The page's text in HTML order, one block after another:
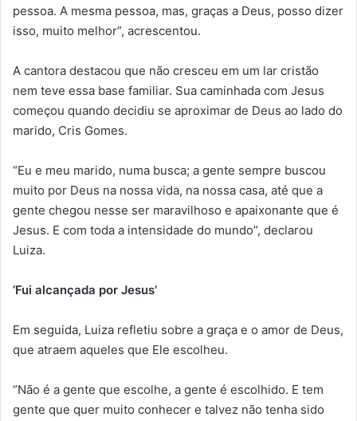
pessoa. A mesma pessoa, mas, graças a Deus, posso dizer
isso, muito melhor”, acrescentou.
A cantora destacou que não cresceu em um lar cristão
nem teve essa base familiar. Sua caminhada com Jesus
começou quando decidiu se aproximar de Deus ao lado do
marido, Cris Gomes.
“Eu e meu marido, numa busca; a gente sempre buscou
muito por Deus na nossa vida, na nossa casa, até que a
gente chegou nesse ser maravilhoso e apaixonante que é
Jesus. E com toda a intensidade do mundo”, declarou
Luiza.
‘Fui alcançada por Jesus’
Em seguida, Luiza refletiu sobre a graça e o amor de Deus,
que atraem aqueles que Ele escolheu.
“Não é a gente que escolhe, a gente é escolhido. E tem
gente que quer muito conhecer e talvez não tenha sido